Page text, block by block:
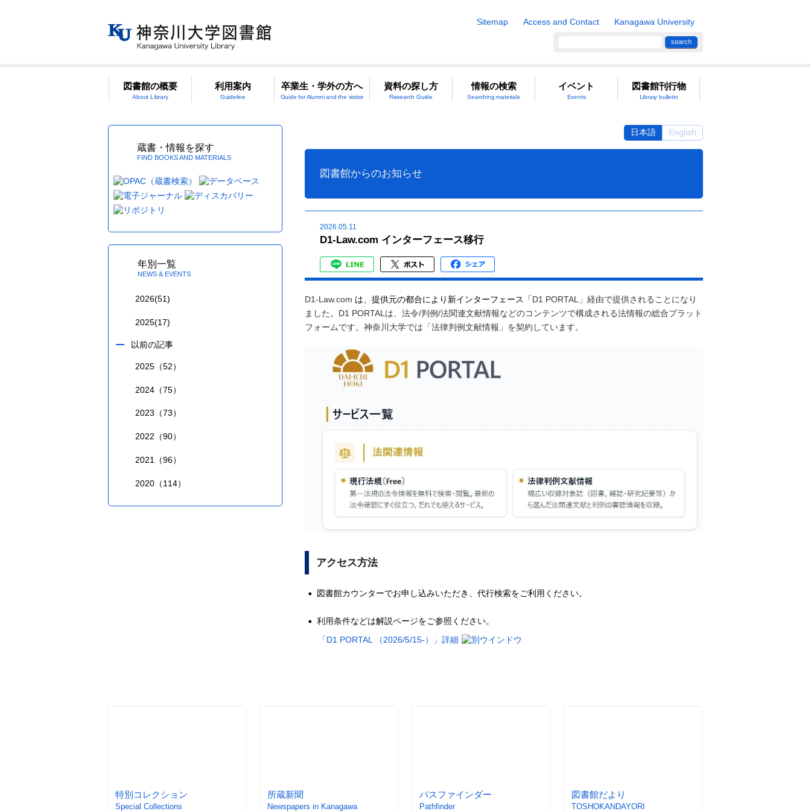
Sitemap Access and Contact Kanagawa University
search
図書館の概要
About Library
利用案内
Guideline
卒業生・学外の方へ
Guide for Alumni and the visitor
資料の探し方
Research Guide
情報の検索
Searching materials
イベント
Events
図書館刊行物
Library bulletin
日本語 English
蔵書・情報を探す
FIND BOOKS AND MATERIALS
年別一覧
NEWS & EVENTS
2026(51)
2025(17)
以前の記事
2025（52）
2024（75）
2023（73）
2022（90）
2021（96）
2020（114）
図書館からのお知らせ
2026.05.11
D1-Law.com インターフェース移行
D1-Law.com は、 提供元の都合により 新インターフェース「 D1 PORTAL」経由で提供されることになり
ました。D1 PORTALは、法令/判例/法関連文献情報などのコンテンツで構成される法情報の総合プラット
フォームです。神奈川大学では「法律判例文献情報」を契約しています。
アクセス方法
図書館カウンターでお申し込みいただき、代行検索をご利用ください。
利用条件などは解説ページをご参照ください。
「D1 PORTAL （2026/5/15-）」詳細
特別コレクション
Special Collections
所蔵新聞
Newspapers in Kanagawa
パスファインダー
Pathfinder
図書館だより
TOSHOKANDAYORI